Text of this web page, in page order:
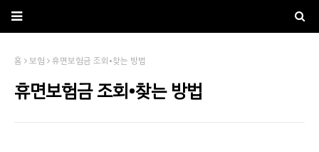
홈 보험 휴면보험금 조회•찾는 방법
휴면보험금 조회•찾는 방법